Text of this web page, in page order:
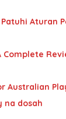
Aturan
Complete
Australian
na dosah